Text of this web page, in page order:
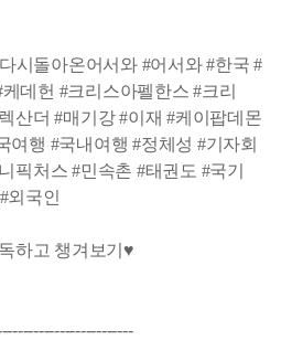
시돌아온어서와 #어서와 #한국 #
데헌 #크리스아펠한스 #크리
산더 #매기강 #이재 #케이팝데몬
여행 #국내여행 #정체성 #기자회
픽처스 #민속촌 #태권도 #국기
외국인
하고 챙겨보기♥